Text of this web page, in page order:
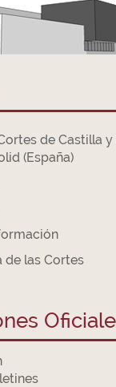
de Castilla y
(España)
de las Cortes